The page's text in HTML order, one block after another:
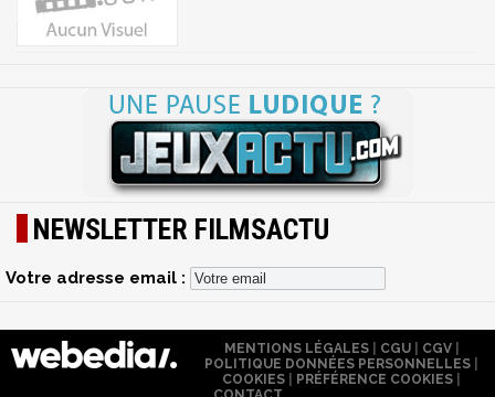
NEWSLETTER FILMSACTU
Votre adresse email :
MENTIONS LÉGALES| CGU| CGV|
POLITIQUE DONNÉES PERSONNELLES
COOKIES
PRÉFÉRENCE COOKIES